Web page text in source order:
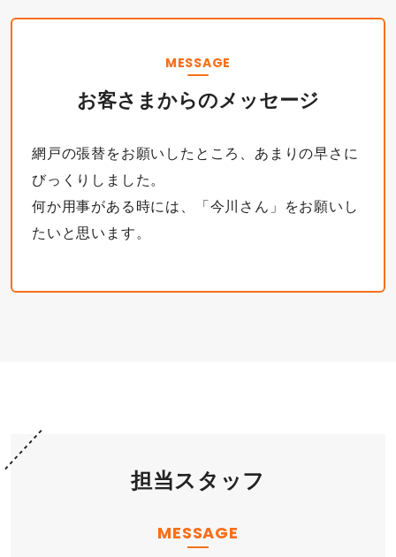
MESSAGE
お客さまからのメッセージ
網戸の張替をお願いしたところ、あまりの早さに
びっくりしました。
何か用事がある時には、「今川さん」をお願いし
たいと思います。
担当スタッフ
MESSAGE